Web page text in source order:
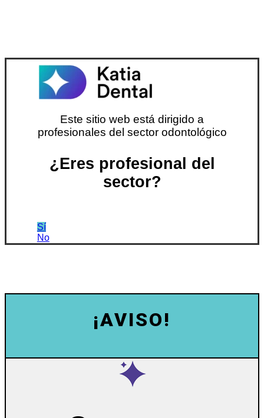
Este sitio web está dirigido a
profesionales del sector odontológico
¿Eres profesional del
sector?
Sí
No
¡AVISO!